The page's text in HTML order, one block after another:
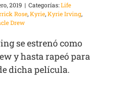
2019 | Categorías:Life
Rose,Kyrie,Kyrie Irving,
Drew
se estrenó como
y hasta rapeó para
dicha película.